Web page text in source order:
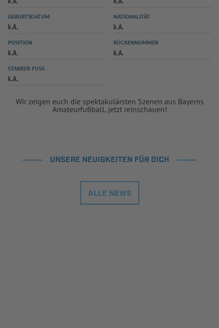
SPIELPLUS
GEBURTSDATUM
k.A.
NATIONALITÄT
k.A.
POSITION
k.A.
RÜCKENNUMMER
k.A.
STARKER FUSS
k.A.
Wir zeigen euch die spektakulärsten Szenen aus Bayerns
Amateurfußball, jetzt reinschauen!
UNSERE NEUIGKEITEN FÜR DICH
ALLE NEWS